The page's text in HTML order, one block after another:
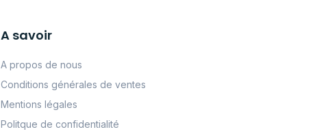
A savoir
A propos de nous
Conditions générales de ventes
Mentions légales
Politque de confidentialité